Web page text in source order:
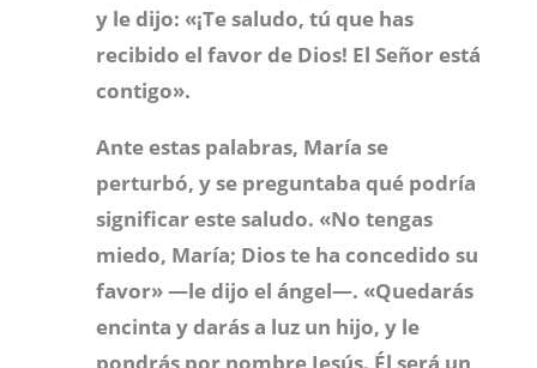
y le dijo: «¡Te saludo, tú que has
recibido el favor de Dios! El Señor está
contigo».
Ante estas palabras, María se
perturbó, y se preguntaba qué podría
significar este saludo. «No tengas
miedo, María; Dios te ha concedido su
favor» —le dijo el ángel—. «Quedarás
encinta y darás a luz un hijo, y le
pondrás por nombre Jesús. Él será un